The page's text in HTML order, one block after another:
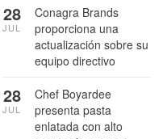
Conagra Brands
proporciona una
actualización sobre su
equipo directivo
28
JUL
Chef Boyardee
presenta pasta
enlatada con alto
28
JUL